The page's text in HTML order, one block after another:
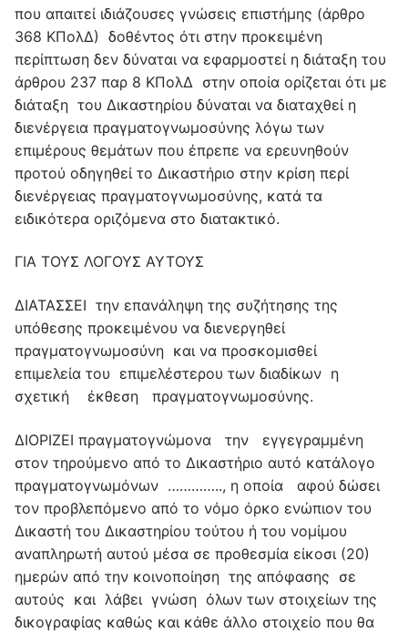
ΓΙΑ ΤΟΥΣ ΛΟΓΟΥΣ ΑΥΤΟΥΣ
ΔΙΑΤΑΣΣΕΙ την επανάληψη της συζήτησης της
υπόθεσης προκειμένου να διενεργηθεί
πραγματογνωμοσύνη και να προσκομισθεί
επιμελεία του επιμελέστερου των διαδίκων η
σχετική έκθεση πραγματογνωμοσύνης.
ΔΙΟΡΙΖΕΙ πραγματογνώμονα την εγγεγραμμένη
στον τηρούμενο από το Δικαστήριο αυτό κατάλογο
πραγματογνωμόνων ………….., η οποία αφού δώσει
τον προβλεπόμενο από το νόμο όρκο ενώπιον του
Δικαστή του Δικαστηρίου τούτου ή του νομίμου
αναπληρωτή αυτού μέσα σε προθεσμία είκοσι (20)
ημερών από την κοινοποίηση της απόφασης σε
αυτούς και λάβει γνώση όλων των στοιχείων της
δικογραφίας καθώς και κάθε άλλο στοιχείο που θα